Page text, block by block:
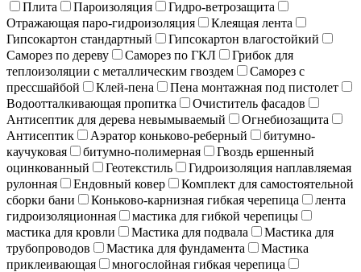
Плита Пароизоляция
Гидро-ветрозащита
Отражающая паро-гидроизоляция
Клеящая лента
Гипсокартон стандартный
Гипсокартон влагостойкий
Саморез по дереву
Саморез по ГКЛ
Грибок для
теплоизоляции с металлическим гвоздем
Саморез с
прессшайбой
Клей-пена
Пена монтажная под пистолет
Водоотталкивающая пропитка
Очиститель фасадов
Антисептик для дерева невымываемый
Огнебиозащита
Антисептик
Аэратор коньково-реберный
битумно-
каучуковая
битумно-полимерная
Гвоздь ершенный
оцинкованный
Геотекстиль
Гидроизоляция наплавляемая
рулонная
Ендовный ковер
Комплект для самостоятельной
сборки бани
Коньково-карнизная гибкая черепица
лента
гидроизоляционная
мастика для гибкой черепицы
мастика для кровли
Мастика для подвала
Мастика для
трубопроводов
Мастика для фундамента
Мастика
приклеивающая
многослойная гибкая черепица